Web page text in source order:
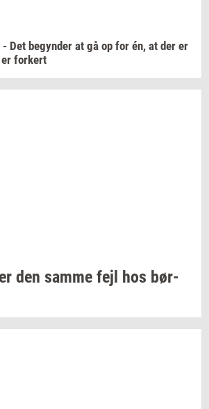
- Det be­gyn­der at gå op for én, at der er
for­kert
den samme fejl hos bør­